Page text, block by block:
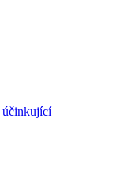
účinkující